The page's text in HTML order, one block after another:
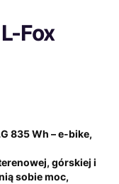
Fox
835 Wh – e-bike,
górskiej i
sobie moc,